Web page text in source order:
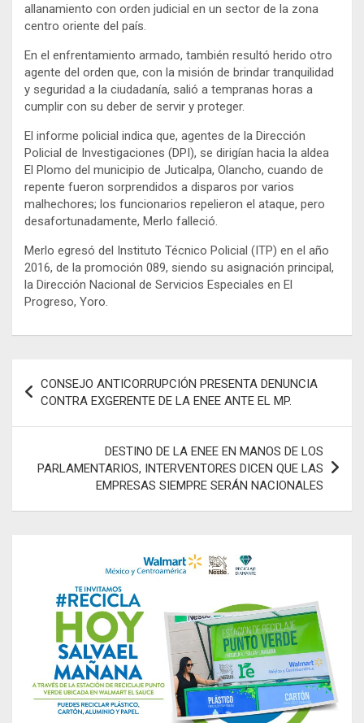
allanamiento con orden judicial en un sector de la zona
centro oriente del país.
En el enfrentamiento armado, también resultó herido otro
agente del orden que, con la misión de brindar tranquilidad
y seguridad a la ciudadanía, salió a tempranas horas a
cumplir con su deber de servir y proteger.
El informe policial indica que, agentes de la Dirección
Policial de Investigaciones (DPI), se dirigían hacia la aldea
El Plomo del municipio de Juticalpa, Olancho, cuando de
repente fueron sorprendidos a disparos por varios
malhechores; los funcionarios repelieron el ataque, pero
desafortunadamente, Merlo falleció.
Merlo egresó del Instituto Técnico Policial (ITP) en el año
2016, de la promoción 089, siendo su asignación principal,
la Dirección Nacional de Servicios Especiales en El
Progreso, Yoro.
de
entradas
CONSEJO ANTICORRUPCIÓN PRESENTA DENUNCIA
CONTRA EXGERENTE DE LA ENEE ANTE EL MP.
DESTINO DE LA ENEE EN MANOS DE LOS
PARLAMENTARIOS, INTERVENTORES DICEN QUE LAS
EMPRESAS SIEMPRE SERÁN NACIONALES